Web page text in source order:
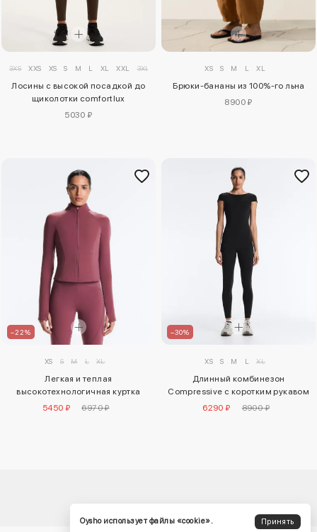
3XS XXS XS S M L XL XXL 3XL
Лосины с высокой посадкой до
щиколотки comfortlux
5030 ₽
XS S M L XL
Брюки-бананы из 100%-го льна
8900 ₽
–22%
XS S M L XL
Легкая и теплая
высокотехнологичная куртка
5450 ₽
6970 ₽
–30%
XS S M L XL
Длинный комбинезон
Compressive с коротким рукавом
6290 ₽
8900 ₽
Oysho использует файлы «cookie».
Принять